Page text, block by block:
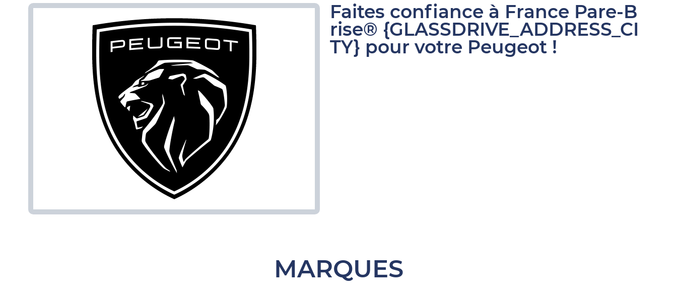
Faites confiance à France Pare-B
rise® {GLASSDRIVE_ADDRESS_CI
TY} pour votre Peugeot !
MARQUES